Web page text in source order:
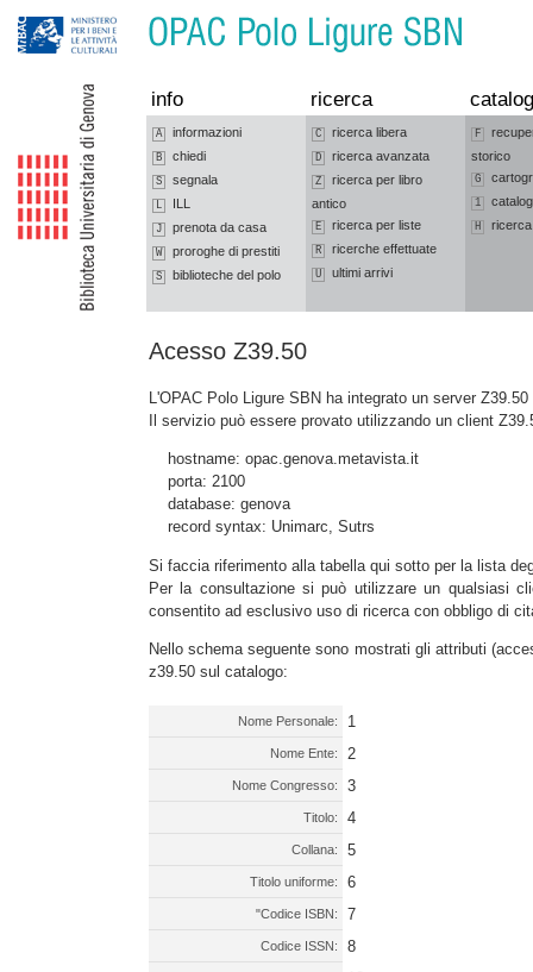
info ricerca
A informazioni
B chiedi
S segnala
L ILL
J prenota da casa
W proroghe di prestiti
S biblioteche del polo
C ricerca libera
D ricerca avanzata
Z
ricerca per libro
antico
E ricerca per liste
R ricerche effettuate
U ultimi arrivi
F
storico
G
1
H ricerca
Acesso Z39.50
L'OPAC Polo Ligure SBN ha integrato un server
Il servizio può essere provato utilizzando un client
hostname: opac.genova.metavista.it
porta: 2100
database: genova
record syntax: Unimarc, Sutrs
Si faccia riferimento alla tabella qui sotto per la lista
Per la consultazione si può utilizzare un qualsiasi
consentito ad esclusivo uso di ricerca con obbligo di
Nello schema seguente sono mostrati gli attributi
z39.50 sul catalogo:
Nome Personale: 1
Nome Ente: 2
Nome Congresso: 3
Titolo: 4
Collana: 5
Titolo uniforme: 6
"Codice ISBN: 7
Codice ISSN: 8